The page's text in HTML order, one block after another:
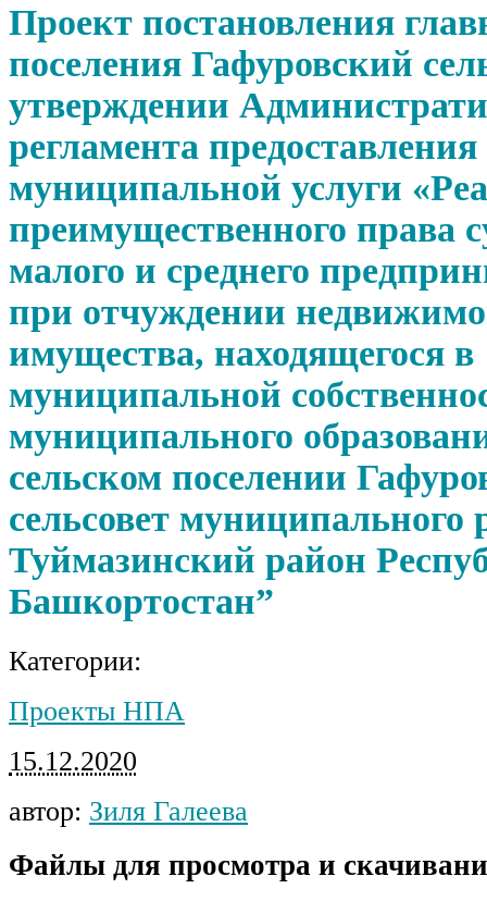
Проект постановления
поселения Гафуровский
утверждении
регламента предоставления
муниципальной услуги
преимущественного права
малого и среднего
при отчуждении
имущества, находящегося в
муниципальной
муниципального
сельском поселении
сельсовет муниципального
Туймазинский район
Башкортостан”
Категории:
Проекты НПА
15.12.2020
автор: Зиля Галеева
Файлы для просмотра и